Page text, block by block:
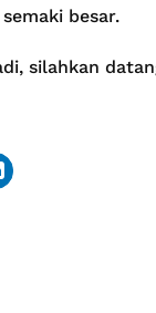
besar.
silahkan